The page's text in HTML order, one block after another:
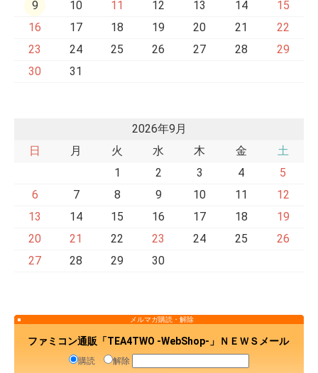
9 10 11 12 13 14
15
16
17 18 19 20 21
22
23
24 25 26 27 28
29
30
31
2026年9月
日
月 火 水 木 金
土
1
2 3 4
5
6
7 8 9 10 11
12
13
14 15 16 17 18
19
20
21 22 23 24 25
26
27
28 29 30
メルマガ購読・解除
ファミコン通販「TEA4TWO -WebShop-」ＮＥＷＳメール
購読 解除